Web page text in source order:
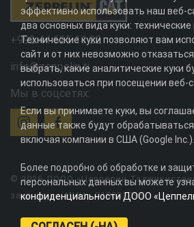
+992 44 625 11 22
info@zeppelin.tj
Мы в соцсетях:
© 2026 ДООО «Цеппелин
защищены. ИНН - 010082996
эффективно использовать наш веб-
два основных вида куки: технические
Технические куки позволяют вам
сайт и от них невозможно
выбрать, какие аналитические куки
использоваться при посещении веб-
Если вы принимаете куки, вы
данные также будут
включая компании в США (Google Inc.).
Более подробно об обработке и
персональных данных вы можете
конфиденциальности ДООО